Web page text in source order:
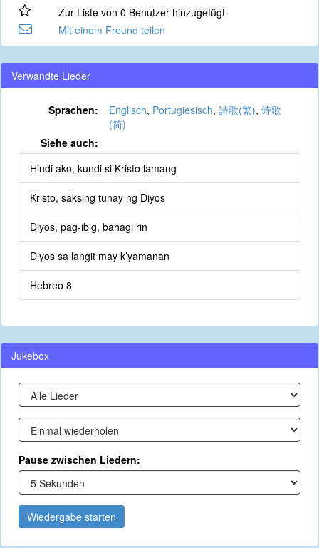
Zur Liste von 0 Benutzer hinzugefügt
Mit einem Freund teilen
Verwandte Lieder
Sprachen: Englisch, Portugiesisch, 詩歌(繁), 诗歌
(简)
Siehe auch:
Hindi ako, kundi si Kristo lamang
Kristo, saksing tunay ng Diyos
Diyos, pag-ibig, bahagi rin
Diyos sa langit may k’yamanan
Hebreo 8
Jukebox
Pause zwischen Liedern:
Wiedergabe starten